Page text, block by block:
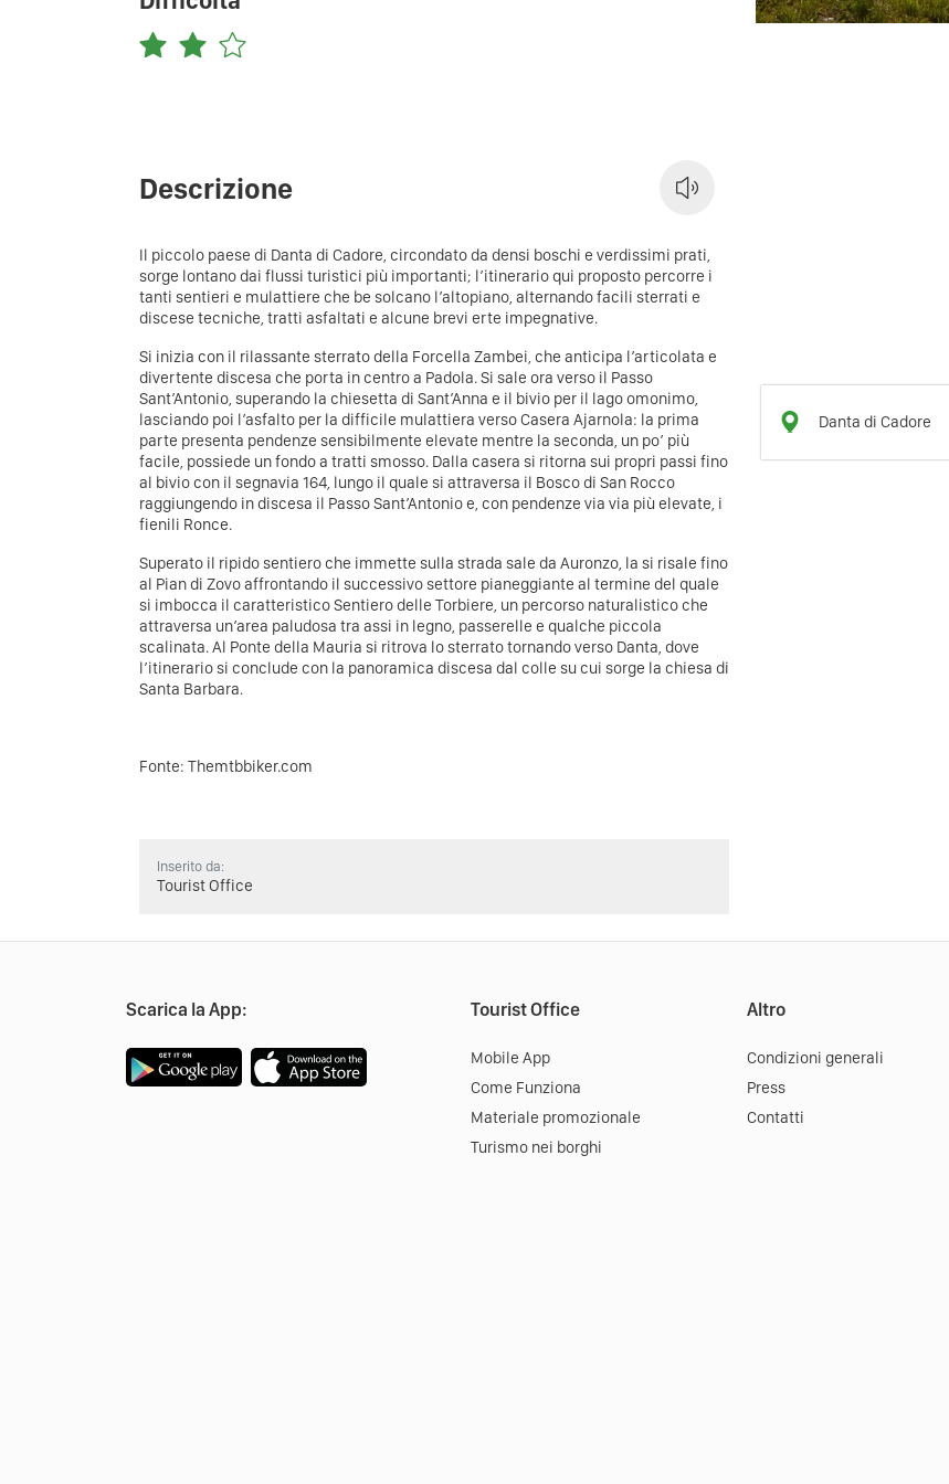
Descrizione
Il piccolo paese di Danta di Cadore, circondato da densi boschi e verdissimi prati,
sorge lontano dai flussi turistici più importanti; l’itinerario qui proposto percorre i
tanti sentieri e mulattiere che be solcano l’altopiano, alternando facili sterrati e
discese tecniche, tratti asfaltati e alcune brevi erte impegnative.
Si inizia con il rilassante sterrato della Forcella Zambei, che anticipa l’articolata e
divertente discesa che porta in centro a Padola. Si sale ora verso il Passo
Sant’Antonio, superando la chiesetta di Sant’Anna e il bivio per il lago omonimo,
lasciando poi l’asfalto per la difficile mulattiera verso Casera Ajarnola: la prima
parte presenta pendenze sensibilmente elevate mentre la seconda, un po’ più
facile, possiede un fondo a tratti smosso. Dalla casera si ritorna sui propri passi fino
al bivio con il segnavia 164, lungo il quale si attraversa il Bosco di San Rocco
raggiungendo in discesa il Passo Sant’Antonio e, con pendenze via via più elevate, i
fienili Ronce.
Superato il ripido sentiero che immette sulla strada sale da Auronzo, la si risale fino
al Pian di Zovo affrontando il successivo settore pianeggiante al termine del quale
si imbocca il caratteristico Sentiero delle Torbiere, un percorso naturalistico che
attraversa un’area paludosa tra assi in legno, passerelle e qualche piccola
scalinata. Al Ponte della Mauria si ritrova lo sterrato tornando verso Danta, dove
l’itinerario si conclude con la panoramica discesa dal colle su cui sorge la chiesa di
Santa Barbara.
Fonte: Themtbbiker.com
Inserito da:
Tourist Office
Danta di Cadore
Scarica la App: Tourist Office
Mobile App
Come Funziona
Materiale promozionale
Turismo nei borghi
Altro
Condizioni generali
Press
Contatti